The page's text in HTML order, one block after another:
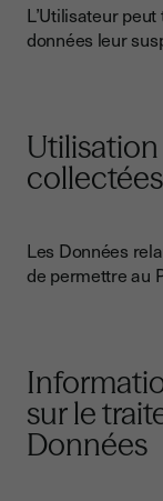
L’Utilisateur
données leur
collectées
Les Données
de permettre au
sur le
Données